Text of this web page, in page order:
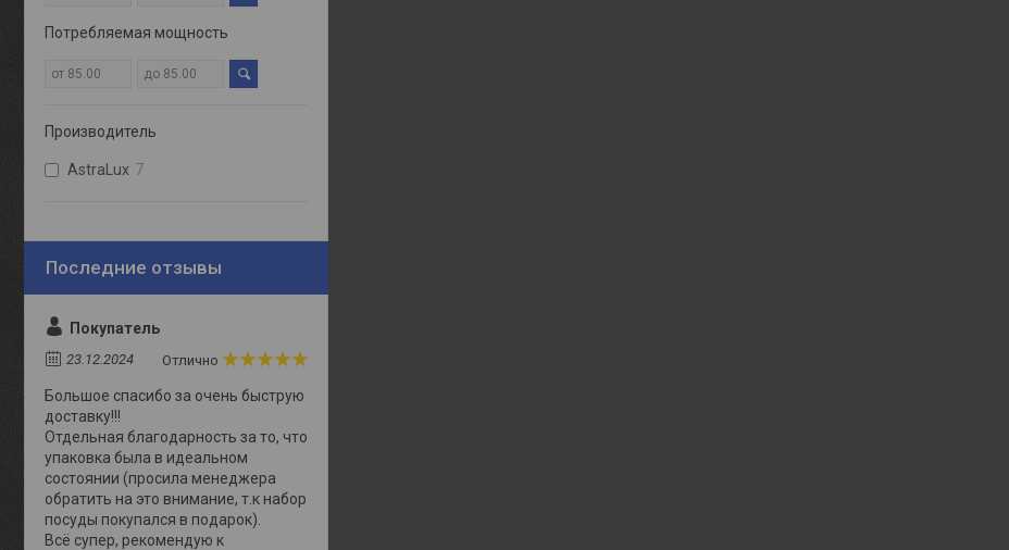
Потребляемая мощность
Производитель
AstraLux 7
Покупатель
23.12.2024 Отлично
Большое спасибо за очень быструю
доставку!!!
Отдельная благодарность за то, что
упаковка была в идеальном
состоянии (просила менеджера
обратить на это внимание, т.к набор
посуды покупался в подарок).
Всё супер, рекомендую к